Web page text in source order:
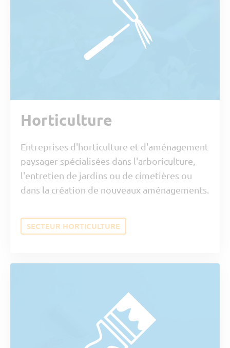
Horticulture
Entreprises d'horticulture et d'aménagement
paysager spécialisées dans l'arboriculture,
l'entretien de jardins ou de cimetières ou
dans la création de nouveaux aménagements.
SECTEUR HORTICULTURE